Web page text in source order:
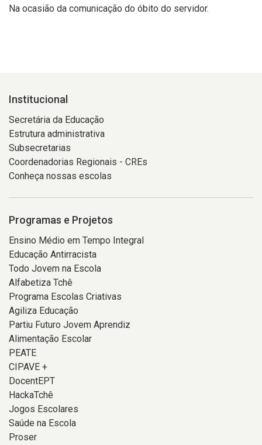
Na ocasião da comunicação do óbito do servidor.
Institucional
Secretária da Educação
Estrutura administrativa
Subsecretarias
Coordenadorias Regionais - CREs
Conheça nossas escolas
Programas e Projetos
Ensino Médio em Tempo Integral
Educação Antirracista
Todo Jovem na Escola
Alfabetiza Tchê
Programa Escolas Criativas
Agiliza Educação
Partiu Futuro Jovem Aprendiz
Alimentação Escolar
PEATE
CIPAVE +
DocentEPT
HackaTchê
Jogos Escolares
Saúde na Escola
Proser